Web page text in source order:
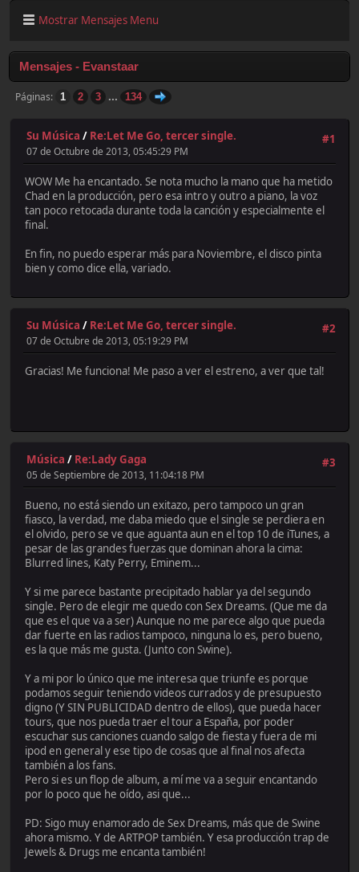
Mostrar Mensajes Menu
Mensajes - Evanstaar
Páginas 1 2 3 ... 134
#1
Su Música / Re:Let Me Go, tercer single.
07 de Octubre de 2013, 05:45:29 PM
WOW Me ha encantado. Se nota mucho la mano que ha metido
Chad en la producción, pero esa intro y outro a piano, la voz
tan poco retocada durante toda la canción y especialmente el
final.
En fin, no puedo esperar más para Noviembre, el disco pinta
bien y como dice ella, variado.
#2
Su Música / Re:Let Me Go, tercer single.
07 de Octubre de 2013, 05:19:29 PM
Gracias! Me funciona! Me paso a ver el estreno, a ver que tal!
#3
Música / Re:Lady Gaga
05 de Septiembre de 2013, 11:04:18 PM
Bueno, no está siendo un exitazo, pero tampoco un gran
fiasco, la verdad, me daba miedo que el single se perdiera en
el olvido, pero se ve que aguanta aun en el top 10 de iTunes, a
pesar de las grandes fuerzas que dominan ahora la cima:
Blurred lines, Katy Perry, Eminem...
Y si me parece bastante precipitado hablar ya del segundo
single. Pero de elegir me quedo con Sex Dreams. (Que me da
que es el que va a ser) Aunque no me parece algo que pueda
dar fuerte en las radios tampoco, ninguna lo es, pero bueno,
es la que más me gusta. (Junto con Swine).
Y a mi por lo único que me interesa que triunfe es porque
podamos seguir teniendo videos currados y de presupuesto
digno (Y SIN PUBLICIDAD dentro de ellos), que pueda hacer
tours, que nos pueda traer el tour a España, por poder
escuchar sus canciones cuando salgo de fiesta y fuera de mi
ipod en general y ese tipo de cosas que al final nos afecta
también a los fans.
Pero si es un flop de album, a mí me va a seguir encantando
por lo poco que he oído, asi que...
PD: Sigo muy enamorado de Sex Dreams, más que de Swine
ahora mismo. Y de ARTPOP también. Y esa producción trap de
Jewels & Drugs me encanta también!